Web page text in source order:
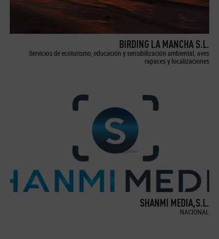
BIRDING LA MANCHA S.L.
Servicios de ecoturismo, educación y sensibilización ambiental, aves
rapaces y localizaciones
SHANMI MEDIA,S.L.
NACIONAL